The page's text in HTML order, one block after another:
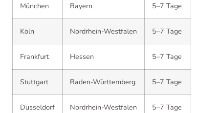
München Bayern 5–7 Tage
Köln Nordrhein-Westfalen 5–7 Tage
Frankfurt Hessen 5–7 Tage
Stuttgart Baden-Württemberg 5–7 Tage
Düsseldorf Nordrhein-Westfalen 5–7 Tage